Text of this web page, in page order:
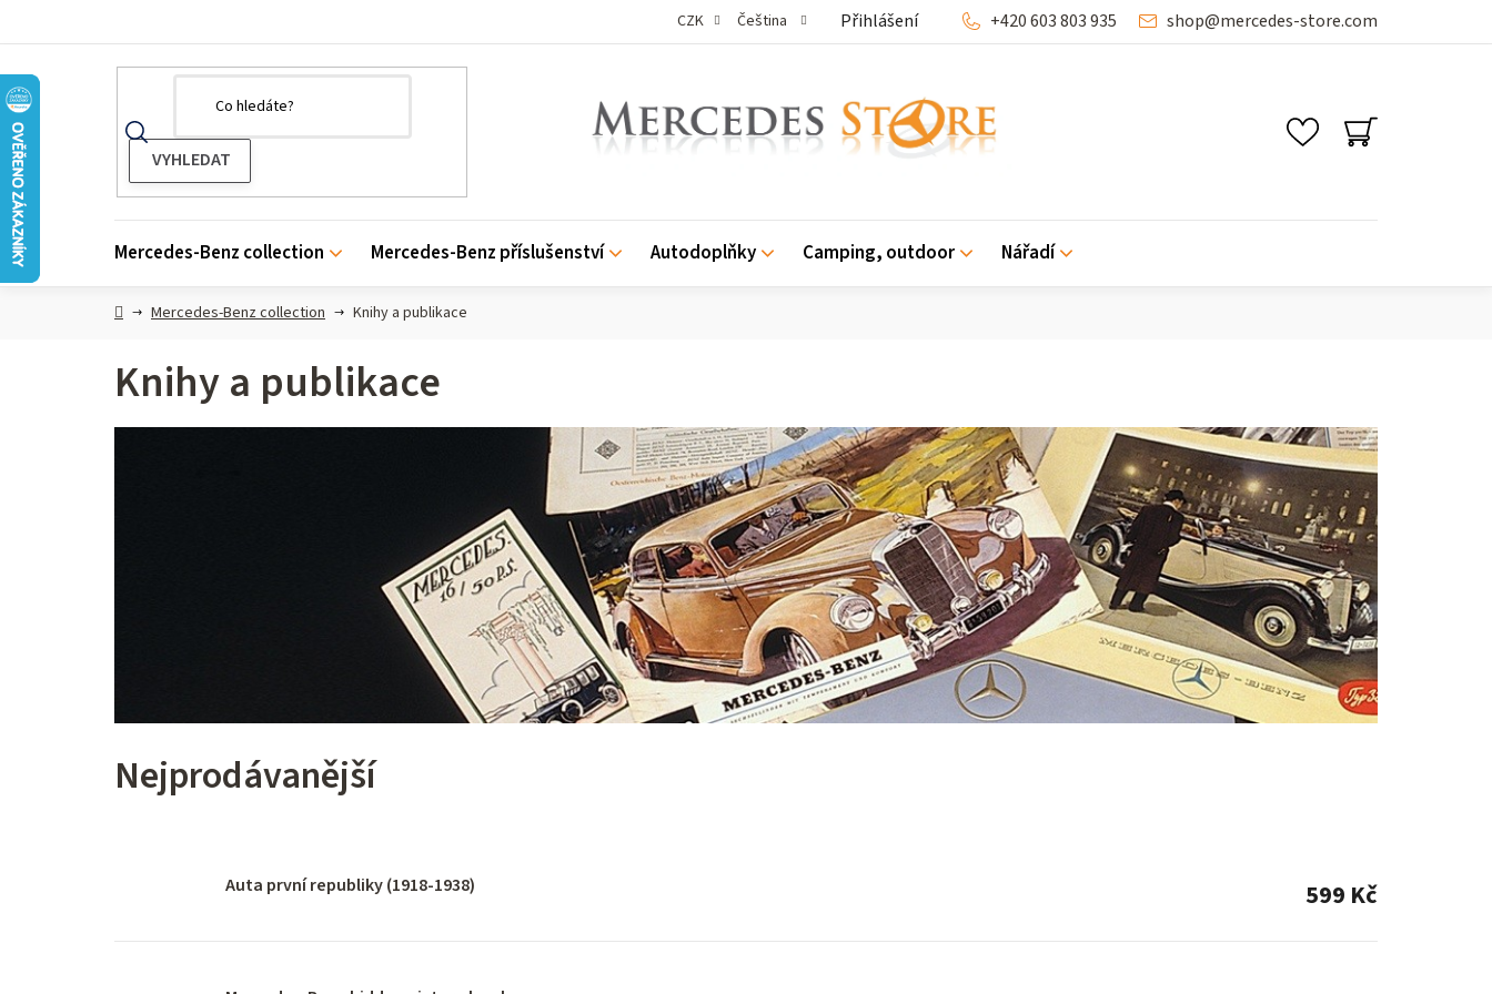
CZK Čeština Přihlášení shop@mercedes-store.com
+420 603 803 935
NÁKUPNÍ
KOŠÍK
Mercedes-Benz collection Mercedes-Benz příslušenství Autodoplňky Camping, outdoor Nářadí
DomůMercedes-Benz collection Knihy a publikace
Knihy a publikace
Nejprodávanější
Auta první republiky (1918-1938) 599 Kč